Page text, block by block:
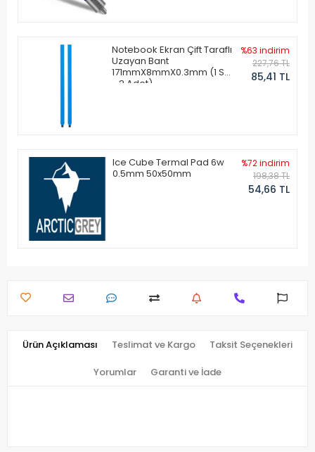
Notebook Ekran Çift Taraflı
Uzayan Bant
171mmX8mmX0.3mm (1 Set
- 2 Adet)
%63 indirim
227,76 TL
85,41 TL
Ice Cube Termal Pad 6w
0.5mm 50x50mm
%72 indirim
198,38 TL
54,66 TL
Ürün Açıklaması Teslimat ve Kargo Taksit Seçenekleri
Yorumlar Garanti ve İade